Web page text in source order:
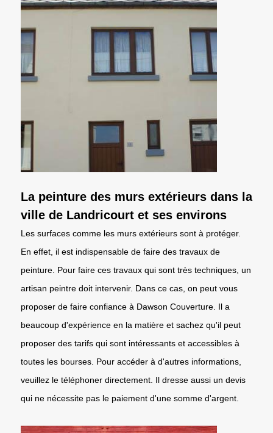
La peinture des murs extérieurs dans la
ville de Landricourt et ses environs
Les surfaces comme les murs extérieurs sont à protéger.
En effet, il est indispensable de faire des travaux de
peinture. Pour faire ces travaux qui sont très techniques, un
artisan peintre doit intervenir. Dans ce cas, on peut vous
proposer de faire confiance à Dawson Couverture. Il a
beaucoup d'expérience en la matière et sachez qu'il peut
proposer des tarifs qui sont intéressants et accessibles à
toutes les bourses. Pour accéder à d'autres informations,
veuillez le téléphoner directement. Il dresse aussi un devis
qui ne nécessite pas le paiement d'une somme d'argent.